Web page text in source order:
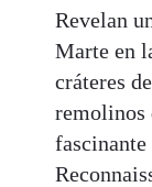
Revelan
Marte en
cráteres
remolinos
fascinante